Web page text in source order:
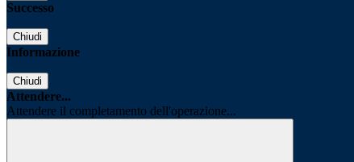
Successo
Chiudi
Informazione
Chiudi
Attendere...
Attendere il completamento dell'operazione...